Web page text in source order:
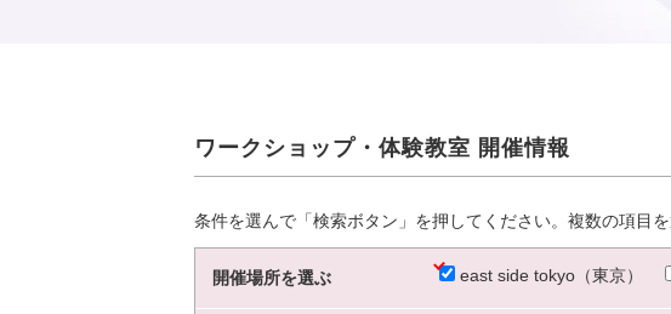
ワークショップ・体験教室 開催情報
条件を選んで「検索ボタン」を押してください。複数の項目を
開催場所を選ぶ east side tokyo（東京）